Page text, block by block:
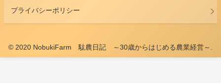
プライバシーポリシー
© 2020 NobukiFarm 駄農日記 ～30歳からはじめる農業経営～.